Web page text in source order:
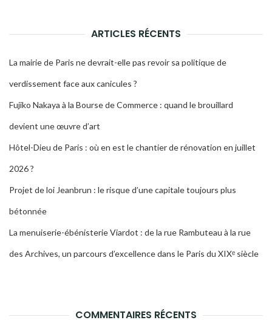
ARTICLES RÉCENTS
La mairie de Paris ne devrait-elle pas revoir sa politique de
verdissement face aux canicules ?
Fujiko Nakaya à la Bourse de Commerce : quand le brouillard
devient une œuvre d’art
Hôtel-Dieu de Paris : où en est le chantier de rénovation en juillet
2026 ?
Projet de loi Jeanbrun : le risque d’une capitale toujours plus
bétonnée
La menuiserie-ébénisterie Viardot : de la rue Rambuteau à la rue
des Archives, un parcours d’excellence dans le Paris du XIXᵉ siècle
COMMENTAIRES RÉCENTS